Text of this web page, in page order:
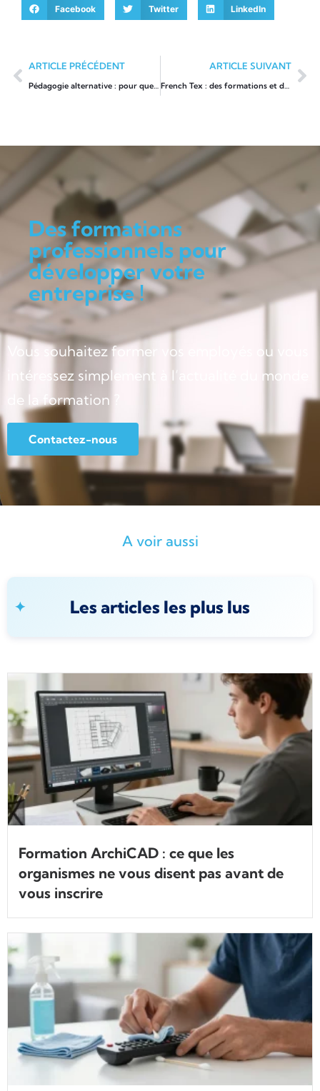
Facebook Twitter LinkedIn
ARTICLE PRÉCÉDENT ARTICLE SUIVANT
French Tex : des formations et des débouchés dans l’industrie textile
Des formations
professionnels pour
développer votre
entreprise !
Vous souhaitez former vos employés ou vous
intéressez simplement à l’actualité du monde
de la formation ?
Contactez-nous
A voir aussi
Les articles les plus lus
Formation ArchiCAD : ce que les
organismes ne vous disent pas avant de
vous inscrire